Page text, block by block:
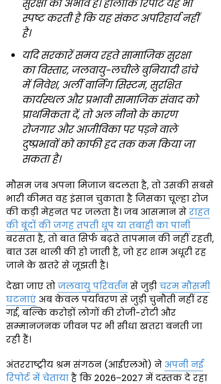
सुरक्षा का अभाव है। हालांकि रिपोर्ट यह भी
स्पष्ट करती है कि यह संकट अपरिहार्य नहीं
है।
यदि सरकारें समय रहते सामाजिक सुरक्षा
का विस्तार, जलवायु-लचीले बुनियादी ढांचे
में निवेश, अर्ली वार्निंग सिस्टम, सुरक्षित
कार्यस्थल और प्रभावी सामाजिक संवाद को
प्राथमिकता दें, तो अल नीनो के कारण
रोजगार और आजीविका पर पड़ने वाले
दुष्प्रभावों को काफी हद तक कम किया जा
सकता है।
मौसम जब अपना मिजाज बदलता है, तो उसकी सबसे
भारी कीमत वह इंसान चुकाता है जिसका चूल्हा रोज
की कड़ी मेहनत पर जलता है। जब आसमान से राहत
की बूंदों की जगह तपती धूप या तबाही का पानी
बरसता है, तो बात सिर्फ बढ़ते तापमान की नहीं रहती,
बात उस थाली की हो जाती है, जो हर शाम अधूरी रह
जाने के खतरे से जूझती है।
देखा जाए तो जलवायु परिवर्तन से जुड़ी चरम मौसमी
घटनाएं अब केवल पर्यावरण से जुड़ी चुनौती नहीं रह
गई, बल्कि करोड़ों लोगों की रोजी-रोटी और
सम्मानजनक जीवन पर भी सीधा खतरा बनती जा
रही हैं।
अंतरराष्ट्रीय श्रम संगठन (आईएलओ) ने अपनी नई
रिपोर्ट में चेताया है कि 2026–2027 में दस्तक दे रहा